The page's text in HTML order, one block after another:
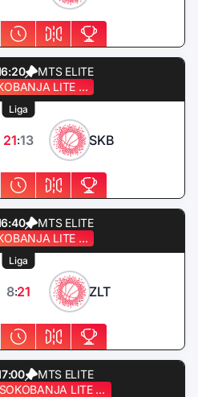
MTS ELITE
SOKOBANJA LITE QUEST
21:13 SKB
Liga
MTS ELITE
SOKOBANJA LITE QUEST
8:21 ZLT
Liga
MTS ELITE
SOKOBANJA LITE QUEST